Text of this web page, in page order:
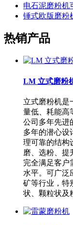
电石泥磨粉机
锤式欧版磨粉
热销产品
LM 立式磨粉
立式磨粉机是
量低、耗能高
公司多年先进
多年的潜心设
理可靠的结构
磨、选粉、提
完全满足客户
水平。可广泛
矿等行业，特
状、颗粒状及